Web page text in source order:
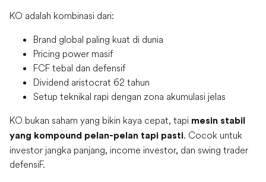
KO adalah kombinasi dari:
Brand global paling kuat di dunia
Pricing power masif
FCF tebal dan defensif
Dividend aristocrat 62 tahun
Setup teknikal rapi dengan zona akumulasi jelas
KO bukan saham yang bikin kaya cepat, tapi mesin stabil
yang kompound pelan-pelan tapi pasti. Cocok untuk
investor jangka panjang, income investor, dan swing trader
defensiF.